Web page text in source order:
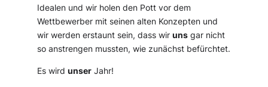
Idealen und wir holen den Pott vor dem
Wettbewerber mit seinen alten Konzepten und
wir werden erstaunt sein, dass wiruns gar nicht
so anstrengen mussten, wie zunächst befürchtet.
Es wirdunser Jahr!